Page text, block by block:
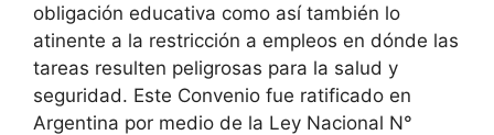
obligación educativa como así también lo
atinente a la restricción a empleos en dónde las
tareas resulten peligrosas para la salud y
seguridad. Este Convenio fue ratificado en
Argentina por medio de la Ley Nacional N°